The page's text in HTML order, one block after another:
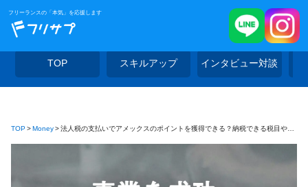
フリーランスの「本気」を応援します
TOP スキルアップ インタビュー対談
TOP Money 法人税の支払いでアメックスのポイントを獲得できる？納税できる税目やメリットを解説